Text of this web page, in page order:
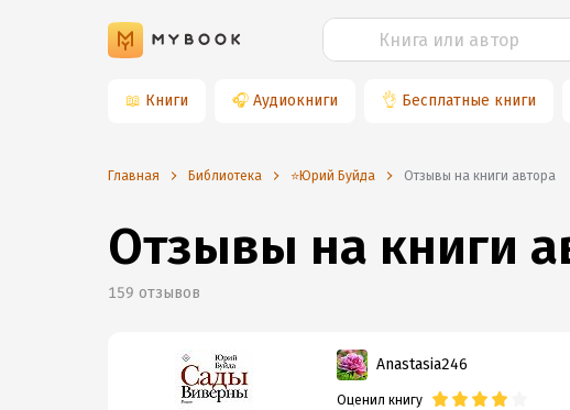
📖 Книги 🎧 Аудиокниги 👌 Бесплатные книги
Главная Библиотека ⭐️Юрий Буйда Отзывы на книги автора
Отзывы на книги
159 отзывов
Anastasia246
Оценил книгу